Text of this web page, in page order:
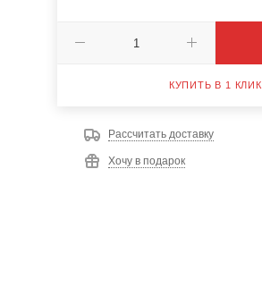
КУПИТЬ В 1 КЛИК
Рассчитать доставку
Хочу в подарок